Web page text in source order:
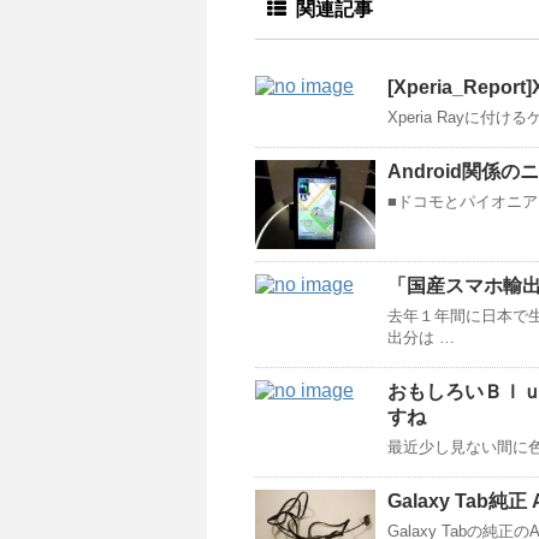
関連記事
Xperia Rayに付ける
Android関係の
■ドコモとパイオニ
「国産スマホ輸
去年１年間に日本で
出分は …
おもしろいＢｌ
すね
最近少し見ない間に
Galaxy Tab純正
Galaxy Tabの純正の